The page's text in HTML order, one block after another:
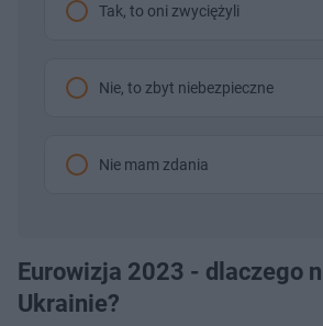
Tak, to oni zwyciężyli
Nie, to zbyt niebezpieczne
Nie mam zdania
Eurowizja 2023 - dlaczego
Ukrainie?